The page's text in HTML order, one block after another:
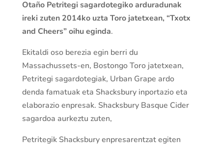
Otaño Petritegi sagardotegiko arduradunak
ireki zuten 2014ko uzta Toro jatetxean, “Txotx
and Cheers” oihu eginda.
Ekitaldi oso berezia egin berri du
Massachussets-en, Bostongo Toro jatetxean,
Petritegi sagardotegiak, Urban Grape ardo
denda famatuak eta Shacksbury inportazio eta
elaborazio enpresak. Shacksbury Basque Cider
sagardoa aurkeztu zuten,
Petritegik Shacksbury enpresarentzat egiten